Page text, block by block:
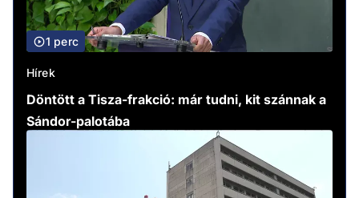
1 perc
Hírek
Döntött a Tisza-frakció: már tudni, kit szánnak a
Sándor-palotába